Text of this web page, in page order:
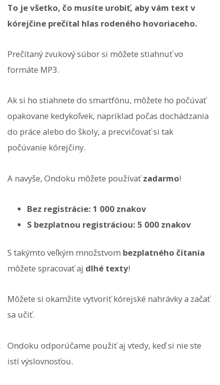
To je všetko, čo musíte urobiť, aby vám text v
kórejčine prečítal hlas rodeného hovoriaceho.
Prečítaný zvukový súbor si môžete stiahnuť vo
formáte MP3.
Ak si ho stiahnete do smartfónu, môžete ho počúvať
opakovane kedykoľvek, napríklad počas dochádzania
do práce alebo do školy, a precvičovať si tak
počúvanie kórejčiny.
A navyše, Ondoku môžete používaťzadarmo!
Bez registrácie: 1 000 znakov
S bezplatnou registráciou: 5 000 znakov
S takýmto veľkým množstvom bezplatného čítania
môžete spracovať aj dlhé texty!
Môžete si okamžite vytvoriť kórejské nahrávky a začať
sa učiť.
Ondoku odporúčame použiť aj vtedy, keď si nie ste
istí výslovnosťou.